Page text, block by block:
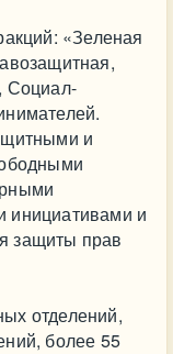
«Зеленая
Социал-
и
инициативами и
защиты прав
отделений,
более 55